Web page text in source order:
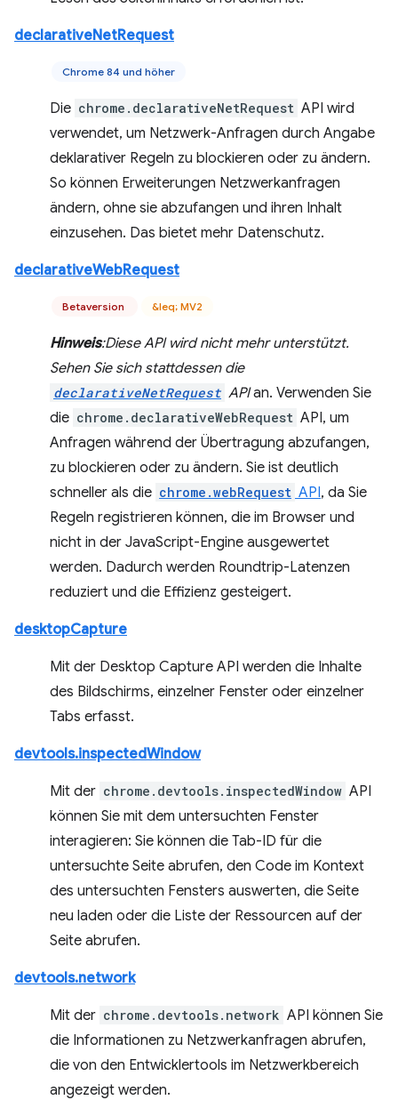
declarativeNetRequest
Chrome 84 und höher
Die chrome.declarativeNetRequest API wird
verwendet, um Netzwerk-Anfragen durch Angabe
deklarativer Regeln zu blockieren oder zu ändern.
So können Erweiterungen Netzwerkanfragen
ändern, ohne sie abzufangen und ihren Inhalt
einzusehen. Das bietet mehr Datenschutz.
declarativeWebRequest
Betaversion &leq; MV2
Hinweis:Diese API wird nicht mehr unterstützt.
Sehen Sie sich stattdessen die
declarativeNetRequest APIan. Verwenden Sie
die chrome.declarativeWebRequest API, um
Anfragen während der Übertragung abzufangen,
zu blockieren oder zu ändern. Sie ist deutlich
schneller als die chrome.webRequest API, da Sie
Regeln registrieren können, die im Browser und
nicht in der JavaScript-Engine ausgewertet
werden. Dadurch werden Roundtrip-Latenzen
reduziert und die Effizienz gesteigert.
desktopCapture
Mit der Desktop Capture API werden die Inhalte
des Bildschirms, einzelner Fenster oder einzelner
Tabs erfasst.
devtools.inspectedWindow
Mit der chrome.devtools.inspectedWindow API
können Sie mit dem untersuchten Fenster
interagieren: Sie können die Tab-ID für die
untersuchte Seite abrufen, den Code im Kontext
des untersuchten Fensters auswerten, die Seite
neu laden oder die Liste der Ressourcen auf der
Seite abrufen.
devtools.network
Mit der chrome.devtools.network API können Sie
die Informationen zu Netzwerkanfragen abrufen,
die von den Entwicklertools im Netzwerkbereich
angezeigt werden.